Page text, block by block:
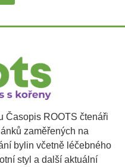
Časopis ROOTS čtenáři
zaměřených na
bylin včetně léčebného
styl a další aktuální